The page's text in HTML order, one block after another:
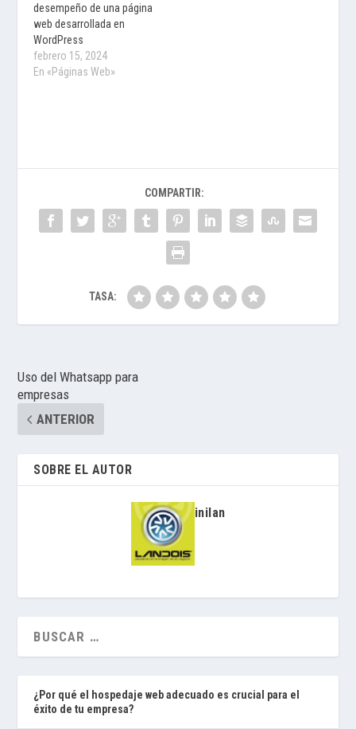
desempeño de una página
web desarrollada en
WordPress
febrero 15, 2024
En «Páginas Web»
COMPARTIR:
TASA:
Uso del Whatsapp para
empresas
ANTERIOR
SOBRE EL AUTOR
inilan
¿Por qué el hospedaje web adecuado es crucial para el
éxito de tu empresa?